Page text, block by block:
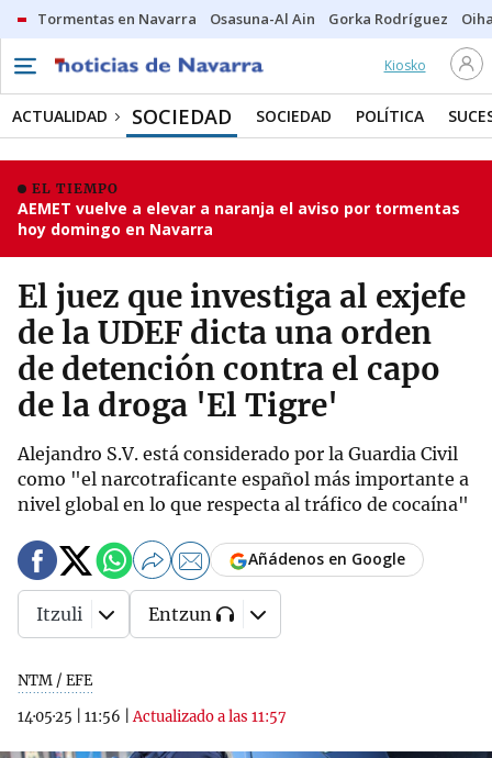
Tormentas en Navarra Osasuna-Al Ain Gorka Rodríguez
Kiosko
ACTUALIDAD SOCIEDAD SOCIEDAD POLÍTICA
EL TIEMPO
AEMET vuelve a elevar a naranja el aviso por tormentas
hoy domingo en Navarra
El juez que investiga al exjefe
de la UDEF dicta una orden
de detención contra el capo
de la droga 'El Tigre'
Alejandro S.V. está considerado por la Guardia Civil
como "el narcotraficante español más importante a
nivel global en lo que respecta al tráfico de cocaína"
NTM / EFE
14·05·25
11:56 |Actualizado a las 11:57
Añádenos en Google
Itzuli Entzun